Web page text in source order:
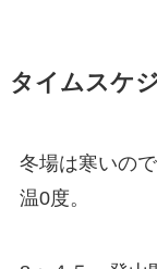
タイムスケ
冬場は寒いの
温0度。